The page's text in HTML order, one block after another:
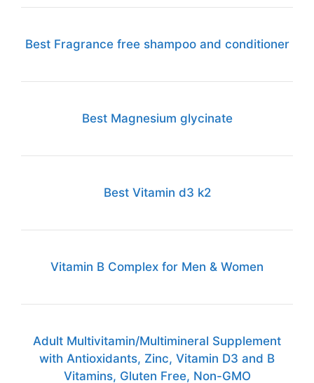
Best Fragrance free shampoo and conditioner
Best Magnesium glycinate
Best Vitamin d3 k2
Vitamin B Complex for Men & Women
Adult Multivitamin/Multimineral Supplement
with Antioxidants, Zinc, Vitamin D3 and B
Vitamins, Gluten Free, Non-GMO